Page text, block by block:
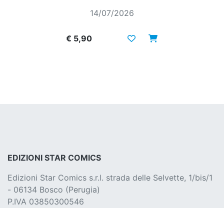
14/07/2026
€ 5,90
EDIZIONI STAR COMICS
Edizioni Star Comics s.r.l. strada delle Selvette, 1/bis/1
- 06134 Bosco (Perugia)
P.IVA 03850300546